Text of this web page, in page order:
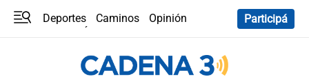
Deportes Caminos
Opinión
Participá